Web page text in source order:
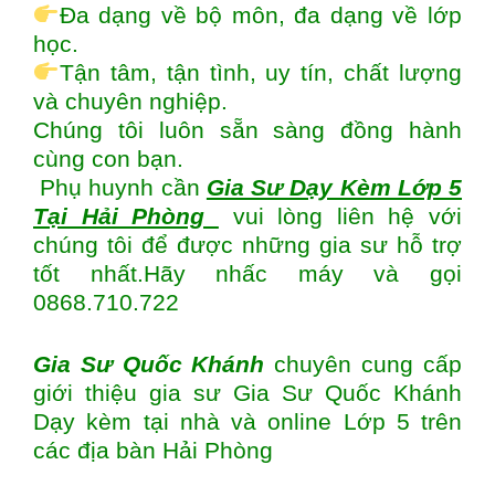
Đa dạng về bộ môn, đa dạng về lớp
học.
Tận tâm, tận tình, uy tín, chất lượng
và chuyên nghiệp.
Chúng tôi luôn sẵn sàng đồng hành
cùng con bạn.
Phụ huynh cần Gia Sư Dạy Kèm Lớp 5
Tại Hải Phòng
vui lòng liên hệ với
chúng tôi để được những gia sư hỗ trợ
tốt nhất.Hãy nhấc máy và gọi
0868.710.722
Gia Sư Quốc Khánhchuyên cung cấp
giới thiệu gia sư Gia Sư Quốc Khánh
Dạy kèm tại nhà và online Lớp 5 trên
các địa bàn Hải Phòng